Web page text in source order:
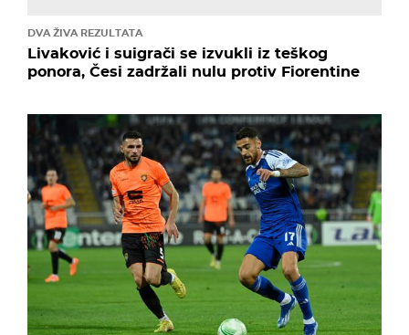
DVA ŽIVA REZULTATA
Livaković i suigrači se izvukli iz teškog
ponora, Česi zadržali nulu protiv Fiorentine